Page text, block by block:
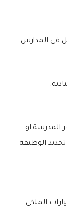
والعمل في المدارس
المدرسة او
تحديد الوظيفة
الملكي.